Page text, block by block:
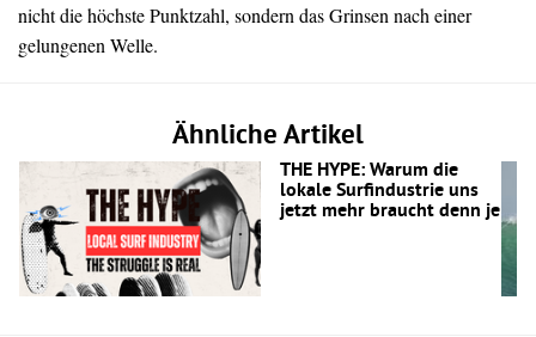
nicht die höchste Punktzahl, sondern das Grinsen nach einer
gelungenen Welle.
Ähnliche Artikel
THE HYPE: Warum die
lokale Surfindustrie uns
jetzt mehr braucht denn je